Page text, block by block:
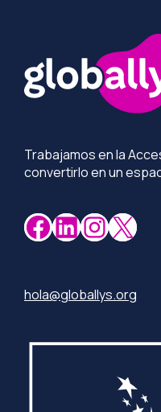
Trabajamos en la
convertirlo en un
Facebook
LinkedInInstagram
X
hola@globallys.org